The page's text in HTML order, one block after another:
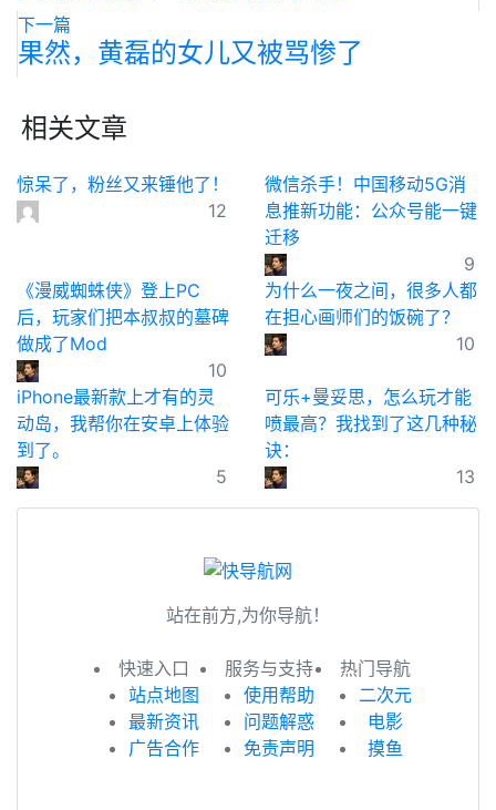
下一篇
果然，黄磊的女儿又被骂惨了
相关文章
惊呆了，粉丝又来锤他了！
12
微信杀手！中国移动5G消
息推新功能：公众号能一键
迁移
9
《漫威蜘蛛侠》登上PC
后，玩家们把本叔叔的墓碑
做成了Mod
10
为什么一夜之间，很多人都
在担心画师们的饭碗了？
10
iPhone最新款上才有的灵
动岛，我帮你在安卓上体验
到了。
5
可乐+曼妥思，怎么玩才能
喷最高？我找到了这几种秘
诀：
13
站在前方,为你导航！
快速入口
站点地图
最新资讯
广告合作
服务与支持
使用帮助
问题解惑
免责声明
热门导航
二次元
电影
摸鱼